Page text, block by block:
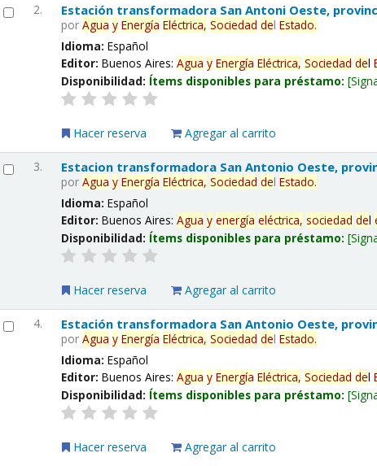
2. Estación transformadora San Antoni Oeste,
porAgua y Energía Eléctrica, Sociedad delEstado.
Idioma:Español
Editor:Buenos Aires:Agua y Energía Eléctrica, Sociedad del
Disponibilidad: Ítems disponibles para préstamo:
Hacer reserva Agregar al carrito
3. Estacion transformadora San Antonio Oeste,
porAgua y Energía Eléctrica, Sociedad delEstado.
Idioma:Español
Editor:Buenos Aires:Agua y energía eléctrica, sociedad del
Disponibilidad: Ítems disponibles para préstamo:
Hacer reserva Agregar al carrito
4. Estación transformadora San Antonio Oeste,
porAgua y Energía Eléctrica, Sociedad delEstado.
Idioma:Español
Editor:Buenos Aires:Agua y Energía Eléctrica, Sociedad del
Disponibilidad: Ítems disponibles para préstamo:
Hacer reserva Agregar al carrito